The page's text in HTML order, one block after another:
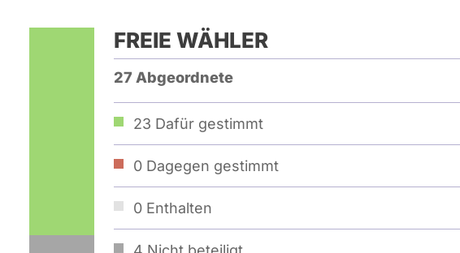
FREIE WÄHLER
27 Abgeordnete
23 Dafür gestimmt
0 Dagegen gestimmt
0 Enthalten